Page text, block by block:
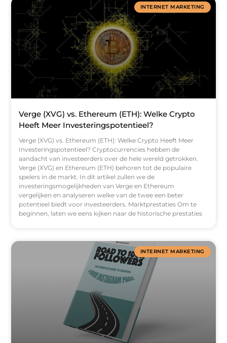
INTERNET MARKETING
Verge (XVG) vs. Ethereum (ETH): Welke Crypto
Heeft Meer Investeringspotentieel?
Verge (XVG) vs. Ethereum (ETH): Welke Crypto Heeft Meer
Investeringspotentieel? Cryptocurrencies hebben de
aandacht van investeerders over de hele wereld getrokken.
Verge (XVG) en Ethereum (ETH) behoren tot de populaire
spelers in de markt. In dit artikel zullen we de
investeringsmogelijkheden van Verge en Ethereum
vergelijken en analyseren welke van de twee een beter
potentieel biedt voor investeerders. Marktprestaties Om te
beginnen, laten we eens kijken naar de historische prestaties
INTERNET MARKETING